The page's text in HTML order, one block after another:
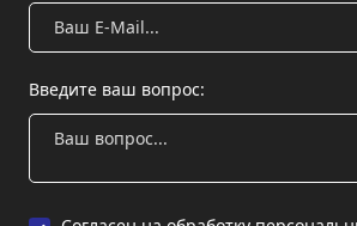
Введите ваш вопрос: